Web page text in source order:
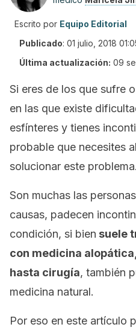
Escrito por Equipo Editorial
Publicado: 01 julio, 2018
Última actualización: 09
Si eres de los que sufre
en las que existe
esfínteres y tienes
probable que necesites
solucionar este problema.
Son muchas las
causas, padecen
condición, si bien suele
con medicina
hasta cirugía, también
medicina natural.
Por eso en este artículo